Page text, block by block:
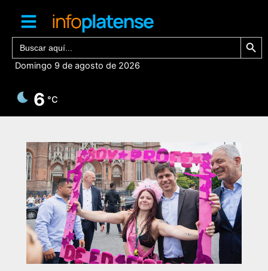
contenido
Buscar: Botón de
Domingo 9 de agosto de 2026
6 °C